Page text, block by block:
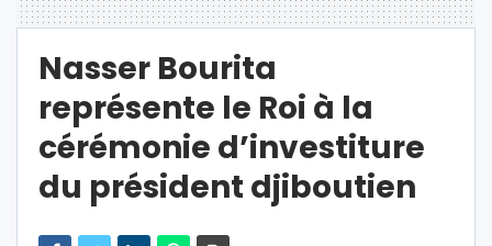
Nasser Bourita
représente le Roi à la
cérémonie d’investiture
du président djiboutien